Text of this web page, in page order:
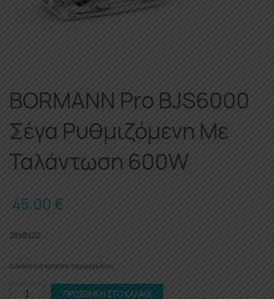
BORMANN Pro BJS6000
Σέγα Ρυθμιζόμενη Με
Ταλάντωση 600W
45.00 €
28x8x22
Διαθέσιμο κατόπιν παραγγελίας
BORMANN
ΠΡΟΣΘΉΚΗ ΣΤΟ ΚΑΛΆΘΙ